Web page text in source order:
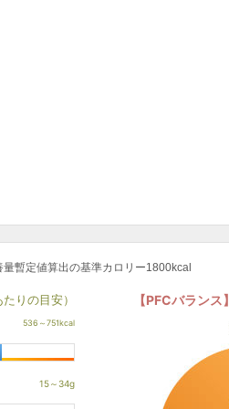
暫定値算出の基準カロリー1800kcal
りの目安） 【PFCバランス】